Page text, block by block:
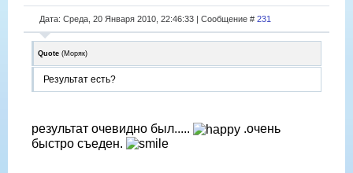
Дата: Среда, 20 Января 2010, 22:46:33 | Сообщение # 231
Quote (Моряк)
Результат есть?
результат очевидно был.....
.очень
быстро съеден.